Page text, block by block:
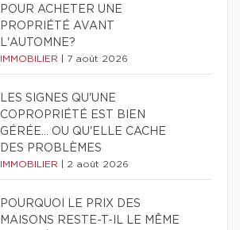
POUR ACHETER UNE
PROPRIÉTÉ AVANT
L'AUTOMNE?
IMMOBILIER 7 août 2026
LES SIGNES QU'UNE
COPROPRIÉTÉ EST BIEN
GÉRÉE… OU QU'ELLE CACHE
DES PROBLÈMES
IMMOBILIER 2 août 2026
POURQUOI LE PRIX DES
MAISONS RESTE-T-IL LE MÊME